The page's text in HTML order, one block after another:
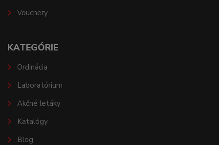
Vouchery
KATEGÓRIE
Ordinácia
Laboratórium
Akčné letáky
Katalógy
Blog